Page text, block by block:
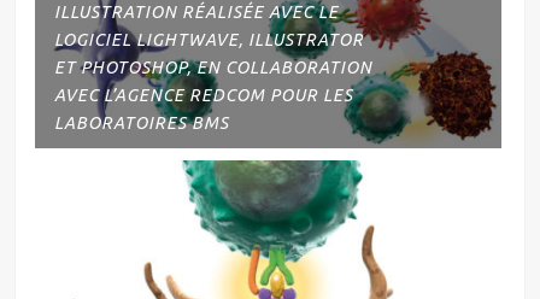
ILLUSTRATION RÉALISÉE AVEC LE
LOGICIEL LIGHTWAVE, ILLUSTRATOR
ET PHOTOSHOP, EN COLLABORATION
AVEC L’AGENCE REDCOM POUR LES
LABORATOIRES BMS